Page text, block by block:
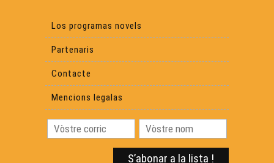
Los programas novels
Partenaris
Contacte
Mencions legalas